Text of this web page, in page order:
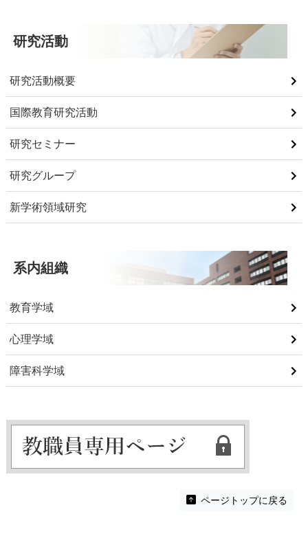
研究活動
研究活動概要
国際教育研究活動
研究セミナー
研究グループ
新学術領域研究
系内組織
教育学域
心理学域
障害科学域
ページトップに戻る